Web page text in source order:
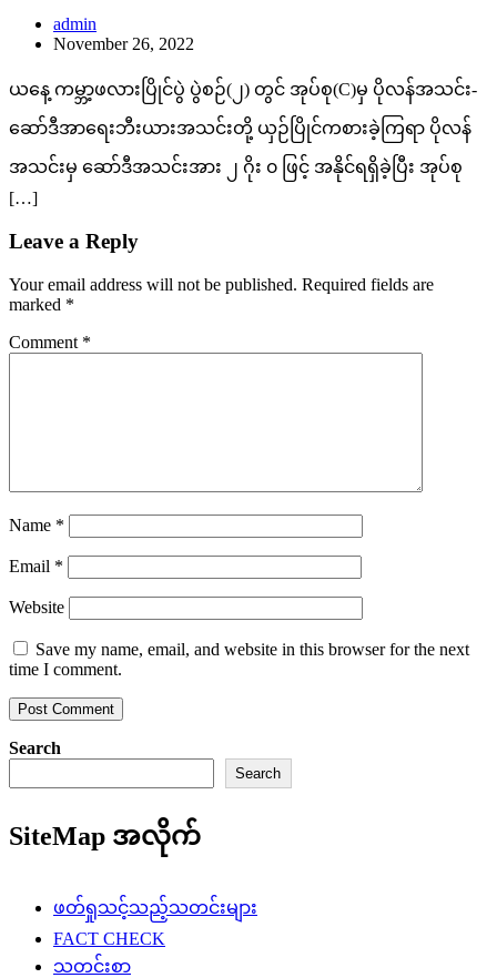
admin
November 26, 2022
ယနေ့ ကမ္ဘာ့ဖလားပြိုင်ပွဲ ပွဲစဉ်(၂) တွင် အုပ်စု(C)မှ ပိုလန်အသင်း-
ဆော်ဒီအာရေးဘီးယားအသင်းတို့ ယှဉ်ပြိုင်ကစားခဲ့ကြရာ ပိုလန်
အသင်းမှ ဆော်ဒီအသင်းအား ၂ ဂိုး ၀ ဖြင့် အနိုင်ရရှိခဲ့ပြီး အုပ်စု
[…]
Leave a Reply
Your email address will not be published. Required fields are
marked *
Comment *
Name *
Email *
Website
Save my name, email, and website in this browser for the next
time I comment.
Search
Search
SiteMap အလိုက်
ဖတ်ရှုသင့်သည့်သတင်းများ
FACT CHECK
သတင်းစာ